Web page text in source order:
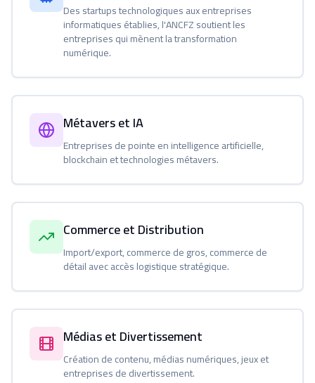
Des startups technologiques aux entreprises
informatiques établies, l'ANCFZ soutient les
entreprises qui mènent la transformation
numérique.
Métavers et IA
Entreprises de pointe en intelligence artificielle,
blockchain et technologies métavers.
Commerce et Distribution
Import/export, commerce de gros, commerce de
détail avec accès logistique stratégique.
Médias et Divertissement
Création de contenu, médias numériques, jeux et
entreprises de divertissement.